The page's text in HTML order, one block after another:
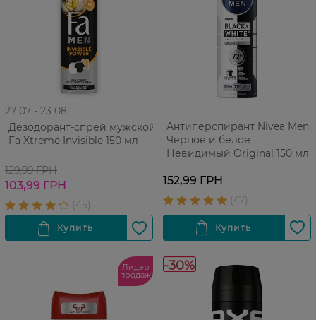
27 07 - 23 08
Дезодорант-спрей мужской
Fa Xtreme Invisible 150 мл
129,99 ГРН
103,99 ГРН
Антиперспирант Nivea Men
Черное и белое
Невидимый Original 150 мл
152,99 ГРН
Лидер
продаж
-30%